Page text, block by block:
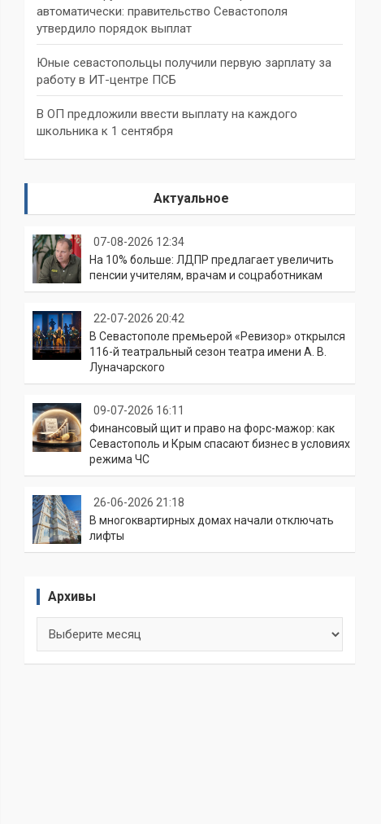
автоматически: правительство Севастополя
утвердило порядок выплат
Юные севастопольцы получили первую зарплату за
работу в ИТ-центре ПСБ
В ОП предложили ввести выплату на каждого
школьника к 1 сентября
Актуальное
07-08-2026 12:34
На 10% больше: ЛДПР предлагает увеличить
пенсии учителям, врачам и соцработникам
22-07-2026 20:42
В Севастополе премьерой «Ревизор» открылся
116-й театральный сезон театра имени А. В.
Луначарского
09-07-2026 16:11
Финансовый щит и право на форс-мажор: как
Севастополь и Крым спасают бизнес в условиях
режима ЧС
26-06-2026 21:18
В многоквартирных домах начали отключать
лифты
Архивы